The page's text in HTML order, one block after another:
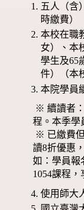
五人（含
時繳費）
本校在職
女）、本
學生及65
件）（本
本院學員
※ 續讀者
程。本季學
※ 已繳費
讀8折優惠
如：學員報
1054課程，
使用師大